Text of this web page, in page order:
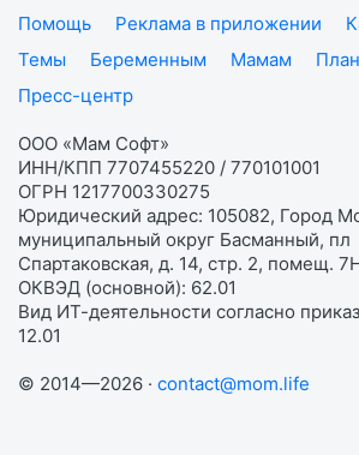
Помощь
Реклама в приложении
Темы
Беременным Мамам
Пресс-центр
ООО «Мам Софт»
ИНН/КПП 7707455220 / 770101001
ОГРН 1217700330275
Юридический адрес: 105082, Город
муниципальный округ Басманный, пл
Спартаковская, д. 14, стр. 2, помещ.
ОКВЭД (основной): 62.01
Вид ИТ-деятельности согласно
12.01
© 2014—2026 · contact@mom.life